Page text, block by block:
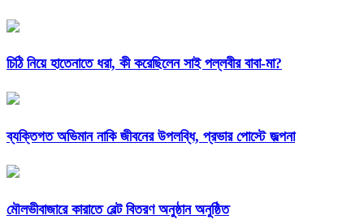
চিঠি নিয়ে হাতেনাতে ধরা, কী করেছিলেন সাই পল্লবীর বাবা-মা?
ব্যক্তিগত অভিমান নাকি জীবনের উপলব্ধি, প্রভার পোস্টে জল্পনা
মৌলভীবাজারে কারাতে বেল্ট বিতরণ অনুষ্ঠান অনুষ্ঠিত